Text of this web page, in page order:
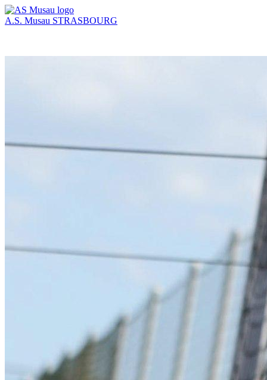
A.S. Musau STRASBOURG